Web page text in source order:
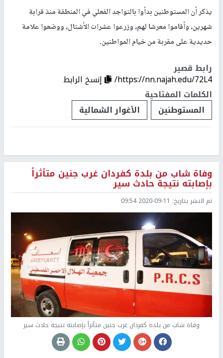
يذكر أن المستوطنين بدأوا بالتواجد الفعلي في المنطقة منذ قرابة
شهرين، وأقاموا معرشا لهم، وزرعوا عشرات الأشتال، ووضعوا علامة
حديدية على مقربة من خيام المواطنين.
رابط قصير
https://nn.najah.edu/72L4/
إنسخ الرابط
الكلمات المفتاحية
المستوطنين
الأغوار الشمالية
وفاة شاب من بلدة كفردان غرب جنين متأثراً
بإصابته نتيجة حادث سير
تم النشر بتاريخ: 2020-09-11 09:54
وفاة شاب من بلدة كفردان غرب جنين متأثراً بإصابته نتيجة حادث سير